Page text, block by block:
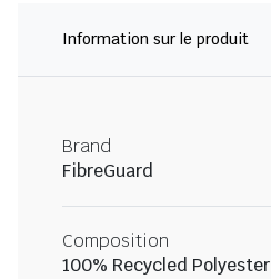
Information sur le produit
Brand
FibreGuard
Composition
100% Recycled Polyester